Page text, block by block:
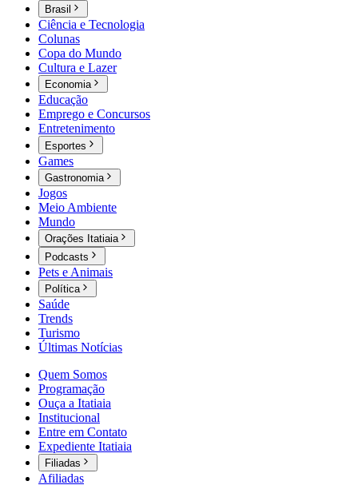
Brasil
Ciência e Tecnologia
Colunas
Copa do Mundo
Cultura e Lazer
Economia
Educação
Emprego e Concursos
Entretenimento
Esportes
Games
Gastronomia
Jogos
Meio Ambiente
Mundo
Orações Itatiaia
Podcasts
Pets e Animais
Política
Saúde
Trends
Turismo
Últimas Notícias
Quem Somos
Programação
Ouça a Itatiaia
Institucional
Entre em Contato
Expediente Itatiaia
Filiadas
Afiliadas